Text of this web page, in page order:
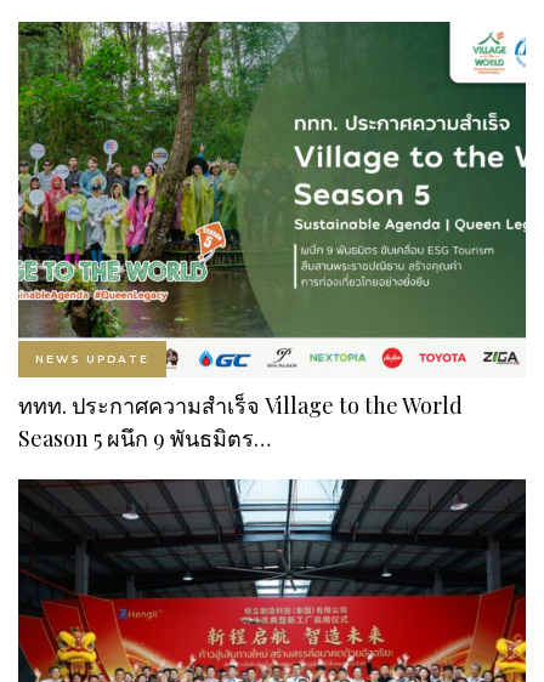
NEWS UPDATE
ททท. ประกาศความสำเร็จ Village to the World
Season 5 ผนึก 9 พันธมิตร…